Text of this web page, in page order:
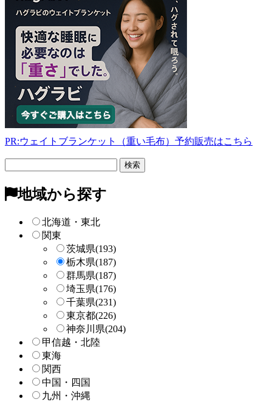
PR:ウェイトブランケット（重い毛布）予約販売はこちら
ー
検
地域から探す
北海道・東北
関東
茨城県(193)
栃木県(187)
群馬県(187)
埼玉県(176)
千葉県(231)
東京都(226)
神奈川県(204)
甲信越・北陸
東海
関西
中国・四国
九州・沖縄